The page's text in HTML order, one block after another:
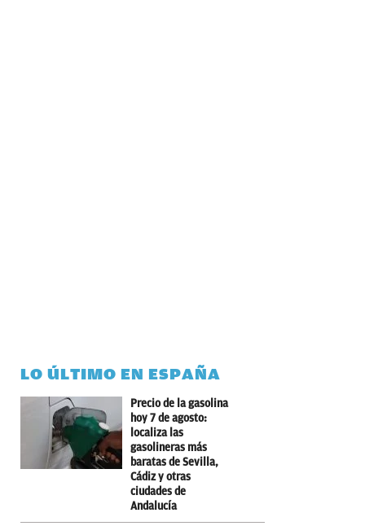
LO ÚLTIMO EN ESPAÑA
Precio de la gasolina
hoy 7 de agosto:
localiza las
gasolineras más
baratas de Sevilla,
Cádiz y otras
ciudades de
Andalucía